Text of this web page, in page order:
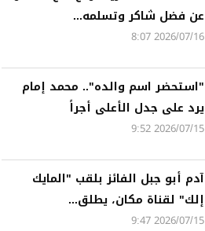
عن فضل شاكر وتسلمه...
2026/07/16 8:07
"استحضر اسم والده".. محمد إمام
يرد على جدل الأعلى أجراً
2026/07/15 9:52
آدم أبو جبل الفائز بلقب "المايك
إلك" لقناة مكان، يطلق...
2026/07/15 9:47